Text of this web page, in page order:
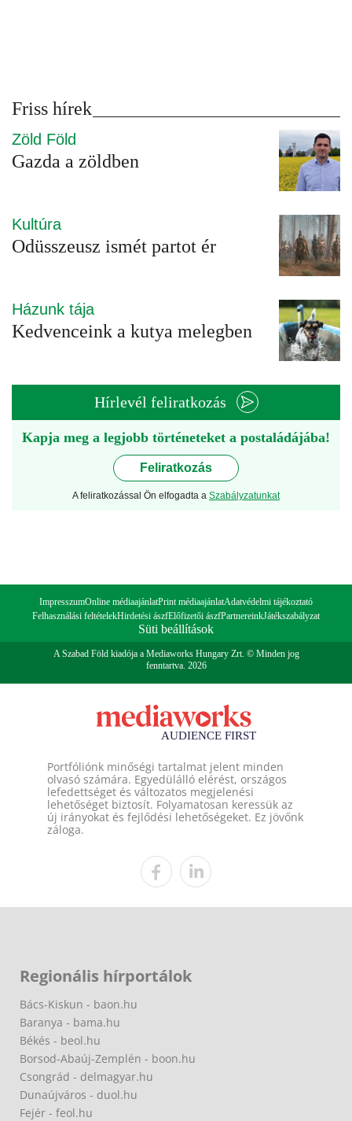
Friss hírek
Zöld Föld
Gazda a zöldben
Kultúra
Odüsszeusz ismét partot ér
Házunk tája
Kedvenceink a kutya melegben
Hírlevél feliratkozás
Kapja meg a legjobb történeteket a postaládájába!
Feliratkozás
A feliratkozással Ön elfogadta a Szabályzatunkat
ImpresszumOnline médiaajánlatPrint médiaajánlatAdatvédelmi tájékoztató
Felhasználási feltételekHirdetési ászfElőfizetői ászfPartnereinkJátékszabályzat
Süti beállítások
A Szabad Föld kiadója a Mediaworks Hungary Zrt. © Minden jog
fenntartva. 2026
Portfóliónk minőségi tartalmat jelent minden
olvasó számára. Egyedülálló elérést, országos
lefedettséget és változatos megjelenési
lehetőséget biztosít. Folyamatosan keressük az
új irányokat és fejlődési lehetőségeket. Ez jövőnk
záloga.
Regionális hírportálok
Bács-Kiskun - baon.hu
Baranya - bama.hu
Békés - beol.hu
Borsod-Abaúj-Zemplén - boon.hu
Csongrád - delmagyar.hu
Dunaújváros - duol.hu
Fejér - feol.hu